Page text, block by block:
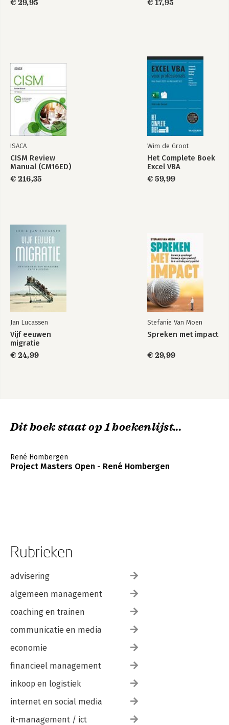
projecten,
heden en toekomst
€ 29,95 € 17,95
ISACA
CISM Review
Manual (CM16ED)
€ 216,35
Wim de Groot
Het Complete Boek
Excel VBA
€ 59,99
Jan Lucassen
Vijf eeuwen
migratie
€ 24,99
Stefanie Van Moen
Spreken met impact
€ 29,99
Dit boek staat op 1 boekenlijst...
René Hombergen
Project Masters Open - René Hombergen
Rubrieken
advisering
algemeen management
coaching en trainen
communicatie en media
economie
financieel management
inkoop en logistiek
internet en social media
it-management / ict